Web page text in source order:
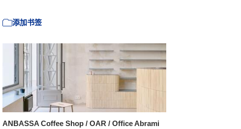
添加书签
ANBASSA Coffee Shop / OAR / Office Abrami